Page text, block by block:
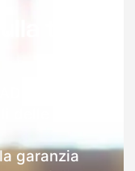
garanzia